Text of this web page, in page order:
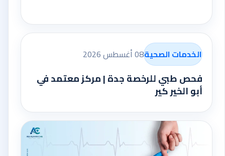
الخدمات الصحية08 أغسطس 2026
فحص طبي للرخصة جدة | مركز معتمد في
أبو الخير كير